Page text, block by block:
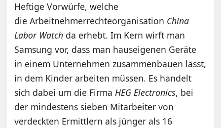
Heftige Vorwürfe, welche
die Arbeitnehmerrechteorganisation China
Labor Watch da erhebt. Im Kern wirft man
Samsung vor, dass man hauseigenen Geräte
in einem Unternehmen zusammenbauen lässt,
in dem Kinder arbeiten müssen. Es handelt
sich dabei um die FirmaHEG Electronics, bei
der mindestens sieben Mitarbeiter von
verdeckten Ermittlern als jünger als 16